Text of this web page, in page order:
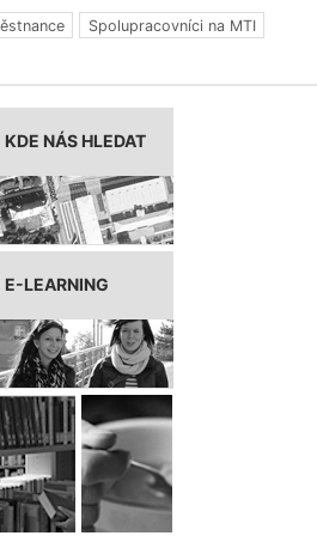
Spolupracovníci na MTI
KDE NÁS HLEDAT
E-LEARNING